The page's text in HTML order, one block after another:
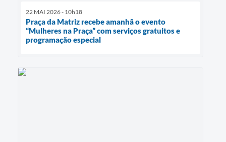
22 MAI 2026 - 10h18
Praça da Matriz recebe amanhã o evento
“Mulheres na Praça” com serviços gratuitos e
programação especial